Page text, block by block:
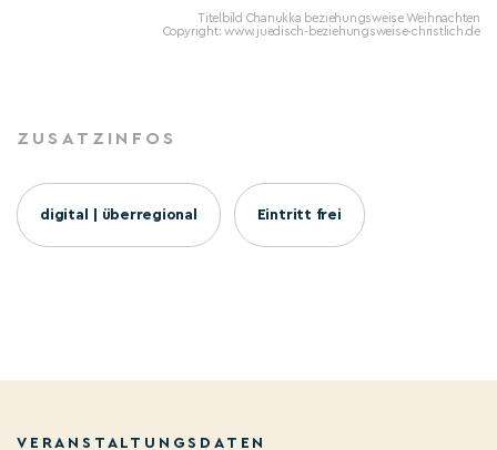
Titelbild Chanukka beziehungsweise Weihnachten
Copyright: www.juedisch-beziehungsweise-christlich.de
ZUSATZINFOS
digital | überregional Eintritt frei
VERANSTALTUNGSDATEN